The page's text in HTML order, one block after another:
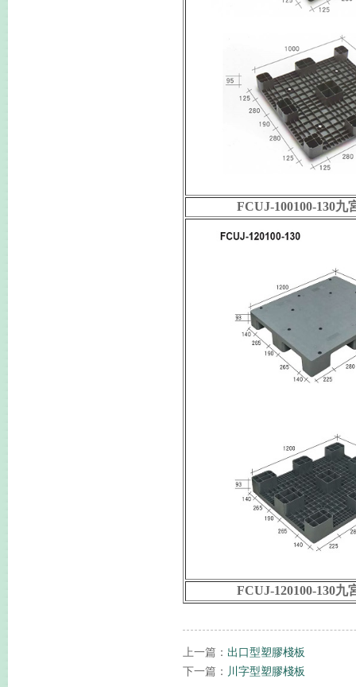
FCUJ-100100-130九
FCUJ-120100-130九
上一篇： 出口型塑膠棧板
下一篇： 川字型塑膠棧板